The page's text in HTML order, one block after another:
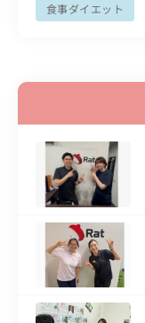
食事ダイエット